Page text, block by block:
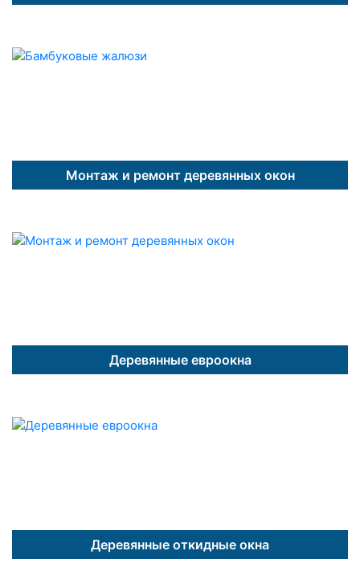
Монтаж и ремонт деревянных окон
Деревянные евроокна
Деревянные откидные окна